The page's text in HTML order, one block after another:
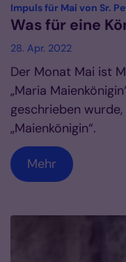
Impuls für Mai von Sr.
Was für eine
28. Apr. 2022
Der Monat Mai ist
„Maria
geschrieben
„Maienkönigin“.
Mehr